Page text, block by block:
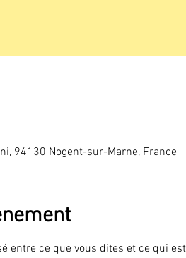
94130 Nogent-sur-Marne, France
entre ce que vous dites et ce qui